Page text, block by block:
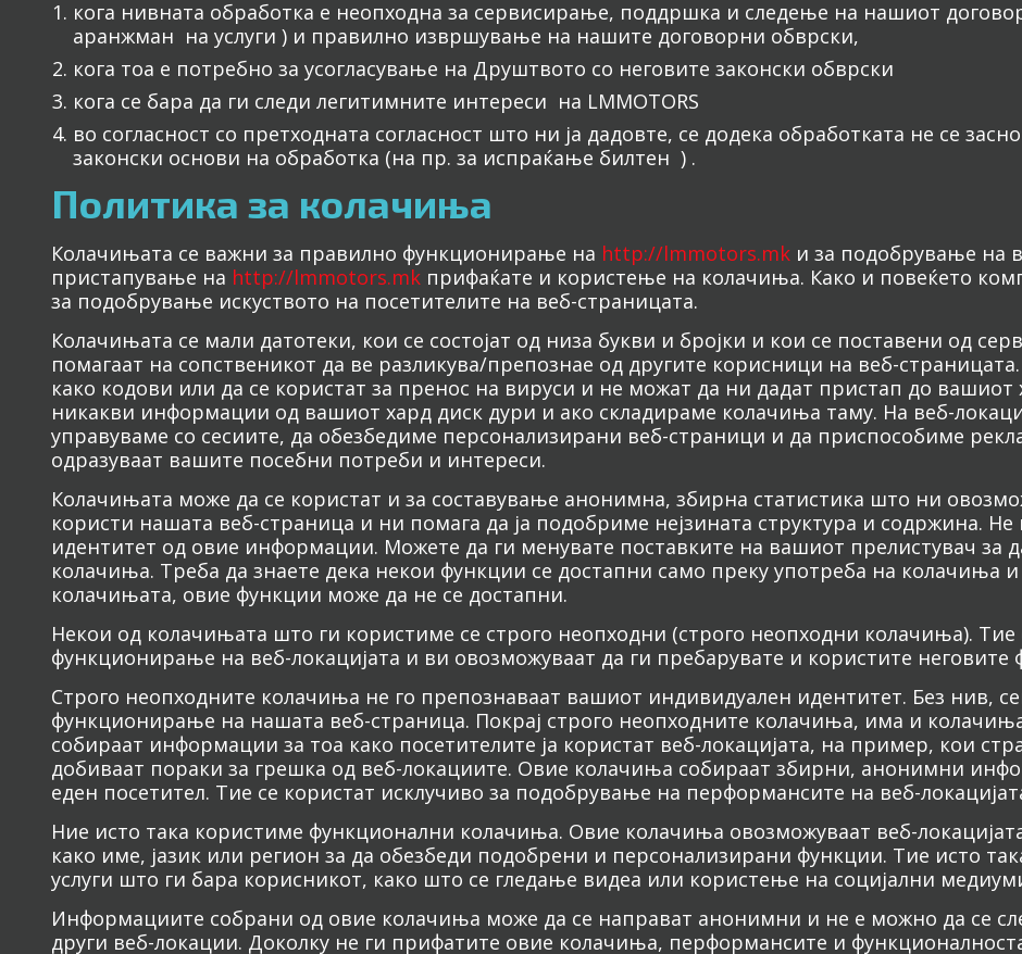
кога нивната обработка е неопходна за сервисирање, поддршка и следење на нашиот
аранжман на услуги ) и правилно извршување на нашите договорни обврски,
кога тоа е потребно за усогласување на Друштвото со неговите законски обврски
кога се бара да ги следи легитимните интереси на LMMOTORS
во согласност со претходната согласност што ни ја дадовте, се додека обработката не се
законски основи на обработка (на пр. за испраќање билтен ) .
Политика за колачиња
Колачињата се важни за правилно функционирање на http://lmmotors.mk и за подобрување на
пристапување на http://lmmotors.mk прифаќате и користење на колачиња. Како и повеќето
за подобрување искуството на посетителите на веб-страницата.
Колачињата се мали датотеки, кои се состојат од низа букви и бројки и кои се поставени од
помагаат на сопственикот да ве разликува/препознае од другите корисници на веб-
како кодови или да се користат за пренос на вируси и не можат да ни дадат пристап до
никакви информации од вашиот хард диск дури и ако складираме колачиња таму. На веб-
управуваме со сесиите, да обезбедиме персонализирани веб-страници и да приспособиме
одразуваат вашите посебни потреби и интереси.
Колачињата може да се користат и за составување анонимна, збирна статистика што ни
користи нашата веб-страница и ни помага да ја подобриме нејзината структура и содржина.
идентитет од овие информации. Можете да ги менувате поставките на вашиот прелистувач за
колачиња. Треба да знаете дека некои функции се достапни само преку употреба на колачиња
колачињата, овие функции може да не се достапни.
Некои од колачињата што ги користиме се строго неопходни (строго неопходни колачиња).
функционирање на веб-локацијата и ви овозможуваат да ги пребарувате и користите неговите
Строго неопходните колачиња не го препознаваат вашиот индивидуален идентитет. Без нив,
функционирање на нашата веб-страница. Покрај строго неопходните колачиња, има и
собираат информации за тоа како посетителите ја користат веб-локацијата, на пример, кои
добиваат пораки за грешка од веб-локациите. Овие колачиња собираат збирни, анонимни
еден посетител. Тие се користат исклучиво за подобрување на перформансите на веб-
Ние исто така користиме функционални колачиња. Овие колачиња овозможуваат веб-
како име, јазик или регион за да обезбеди подобрени и персонализирани функции. Тие исто
услуги што ги бара корисникот, како што се гледање видеа или користење на социјални
Информациите собрани од овие колачиња може да се направат анонимни и не е можно да се
други веб-локации. Доколку не ги прифатите овие колачиња, перформансите и